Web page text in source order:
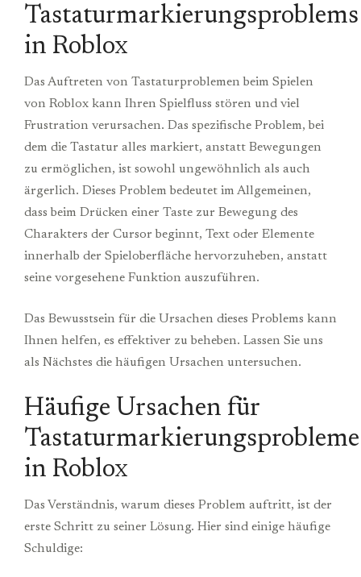
Tastaturmarkierungsproblems
in Roblox
Das Auftreten von Tastaturproblemen beim Spielen
von Roblox kann Ihren Spielfluss stören und viel
Frustration verursachen. Das spezifische Problem, bei
dem die Tastatur alles markiert, anstatt Bewegungen
zu ermöglichen, ist sowohl ungewöhnlich als auch
ärgerlich. Dieses Problem bedeutet im Allgemeinen,
dass beim Drücken einer Taste zur Bewegung des
Charakters der Cursor beginnt, Text oder Elemente
innerhalb der Spieloberfläche hervorzuheben, anstatt
seine vorgesehene Funktion auszuführen.
Das Bewusstsein für die Ursachen dieses Problems kann
Ihnen helfen, es effektiver zu beheben. Lassen Sie uns
als Nächstes die häufigen Ursachen untersuchen.
Häufige Ursachen für
Tastaturmarkierungsprobleme
in Roblox
Das Verständnis, warum dieses Problem auftritt, ist der
erste Schritt zu seiner Lösung. Hier sind einige häufige
Schuldige: